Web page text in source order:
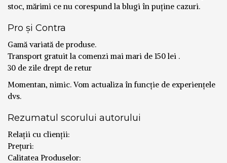
stoc, mărimi ce nu corespund la blugi în puține cazuri.
Pro și Contra
Gamă variată de produse.
Transport gratuit la comenzi mai mari de 150 lei .
30 de zile drept de retur
Momentan, nimic. Vom actualiza în funcție de experiențele
dvs.
Rezumatul scorului autorului
Relații cu clienții:
Prețuri:
Calitatea Produselor: